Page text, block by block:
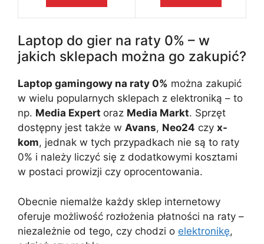
Laptop do gier na raty 0% – w
jakich sklepach można go zakupić?
Laptop gamingowy na raty 0% można zakupić
w wielu popularnych sklepach z elektroniką – to
np. Media Expert oraz Media Markt. Sprzęt
dostępny jest także w Avans, Neo24 czy x-
kom, jednak w tych przypadkach nie są to raty
0% i należy liczyć się z dodatkowymi kosztami
w postaci prowizji czy oprocentowania.
Obecnie niemalże każdy sklep internetowy
oferuje możliwość rozłożenia płatności na raty –
niezależnie od tego, czy chodzi o elektronikę,